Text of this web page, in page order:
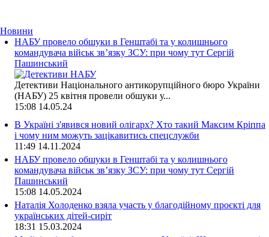
Новини
НАБУ провело обшуки в Генштабі та у колишнього
командувача військ зв’язку ЗСУ: при чому тут Сергій
Пашинський
Детективи Національного антикорупційного бюро України
(НАБУ) 25 квітня провели обшуки у...
15:08 14.05.24
В Україні з'явився новий олігарх? Хто такий Максим Кріппа
і чому ним можуть зацікавитись спецслужби
11:49 14.11.2024
НАБУ провело обшуки в Генштабі та у колишнього
командувача військ зв’язку ЗСУ: при чому тут Сергій
Пашинський
15:08 14.05.2024
Наталія Холоденко взяла участь у благодійному проєкті для
українських дітей-сиріт
18:31 15.03.2024